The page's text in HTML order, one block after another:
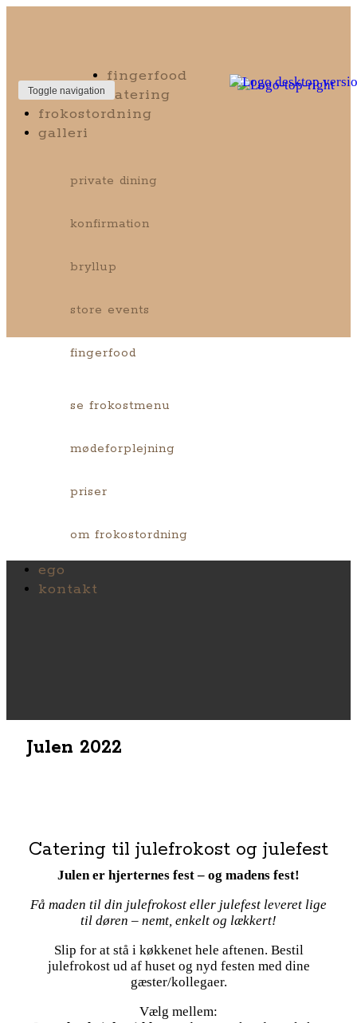
Toggle navigation
fingerfood
catering
private dining
konfirmation
bryllup
store events
fingerfood
frokostordning
se frokostmenu
mødeforplejning
priser
om frokostordning
galleri
ego
kontakt
Julen 2022
Catering til julefrokost og julefest
Julen er hjerternes fest – og madens fest!
Få maden til din julefrokost eller julefest leveret lige
til døren – nemt, enkelt og lækkert!
Slip for at stå i køkkenet hele aftenen. Bestil
julefrokost ud af huset og nyd festen med dine
gæster/kollegaer.
Vælg mellem: